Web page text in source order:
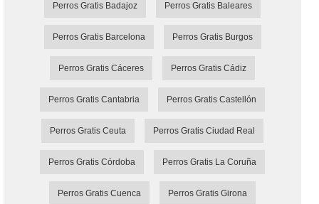
Perros Gratis Badajoz Perros Gratis Baleares
Perros Gratis Barcelona Perros Gratis Burgos
Perros Gratis Cáceres Perros Gratis Cádiz
Perros Gratis Cantabria Perros Gratis Castellón
Perros Gratis Ceuta Perros Gratis Ciudad Real
Perros Gratis Córdoba Perros Gratis La Coruña
Perros Gratis Cuenca Perros Gratis Girona